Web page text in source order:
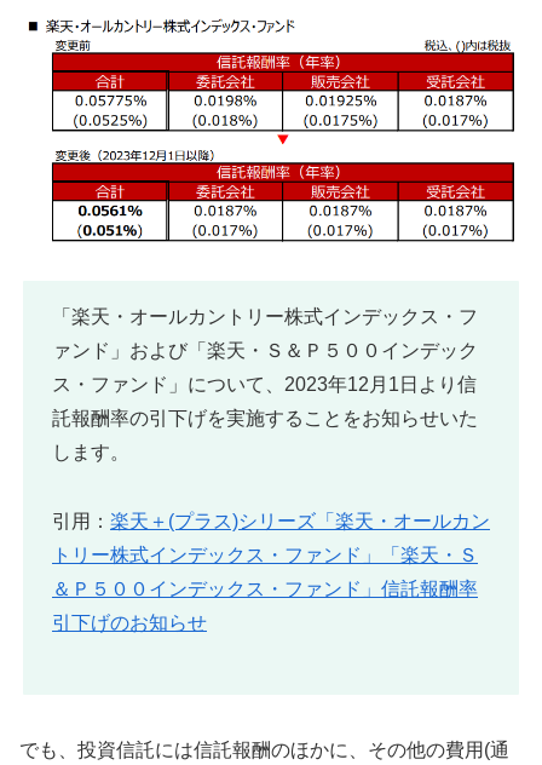
「楽天・オールカントリー株式インデックス・フ
ァンド」および「楽天・Ｓ＆Ｐ５００インデック
ス・ファンド」について、2023年12月1日より信
託報酬率の引下げを実施することをお知らせいた
します。
引用： 楽天＋(プラス)シリーズ「楽天・オールカン
トリー株式インデックス・ファンド」「楽天・Ｓ
＆Ｐ５００インデックス・ファンド」信託報酬率
引下げのお知らせ
でも、投資信託には信託報酬のほかに、その他の費用(通